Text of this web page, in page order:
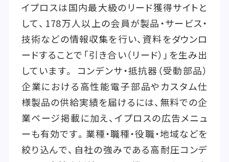
イプロスは国内最大級のリード獲得サイトと
して、178万人以上の会員が製品・サービス・
技術などの情報収集を行い、資料をダウンロ
ードすることで「引き合い（リード）」を生み出
しています。 コンデンサ・抵抗器（受動部品）
企業における高性能電子部品やカスタム仕
様製品の供給実績を届けるには、無料での企
業ページ掲載に加え、イプロスの広告メニュ
ーも有効です。業種・職種・役職・地域などを
絞り込んで、自社の強みである高耐圧コンデ